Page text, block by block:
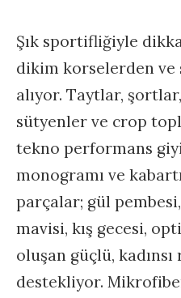
Şık sportifliğiyle
dikim korselerden
alıyor. Taytlar,
sütyenler ve crop
tekno performans
monogramı ve
parçalar; gül
mavisi, kış gecesi,
oluşan güçlü,
destekliyor.